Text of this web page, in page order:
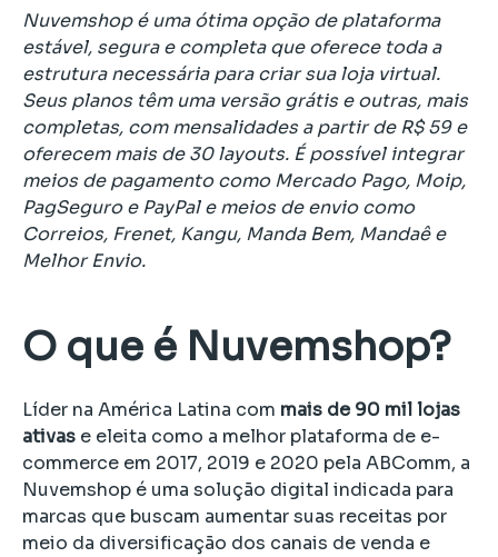
Nuvemshop é uma ótima opção de plataforma
estável, segura e completa que oferece toda a
estrutura necessária para criar sua loja virtual.
Seus planos têm uma versão grátis e outras, mais
completas, com mensalidades a partir de R$ 59 e
oferecem mais de 30 layouts. É possível integrar
meios de pagamento como Mercado Pago, Moip,
PagSeguro e PayPal e meios de envio como
Correios, Frenet, Kangu, Manda Bem, Mandaê e
Melhor Envio.
O que é Nuvemshop?
Líder na América Latina com mais de 90 mil lojas
ativase eleita como a melhor plataforma de e-
commerce em 2017, 2019 e 2020 pela ABComm, a
Nuvemshop é uma solução digital indicada para
marcas que buscam aumentar suas receitas por
meio da diversificação dos canais de venda e